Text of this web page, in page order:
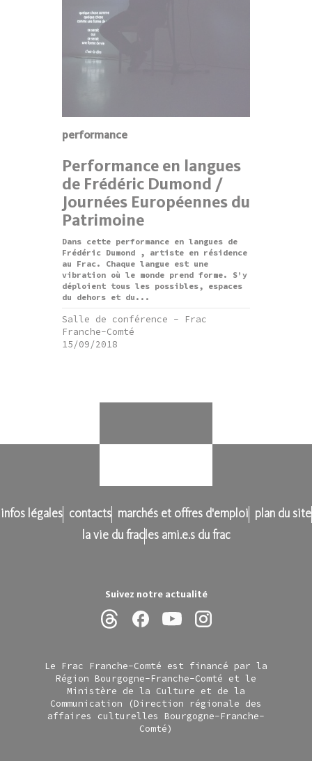
Suivez notre actualité
performance
Performance en langues
de Frédéric Dumond /
Journées Européennes du
Patrimoine
Dans cette performance en langues de
Frédéric Dumond , artiste en résidence
au Frac. Chaque langue est une
vibration où le monde prend forme. S’y
déploient tous les possibles, espaces
du dehors et du...
Salle de conférence - Frac
Franche-Comté
15/09/2018
infos légales contacts marchés et offres d'emploi
plan du site
la vie du frac les ami.e.s du frac
Le Frac Franche-Comté est financé par la
Région Bourgogne-Franche-Comté et le
Ministère de la Culture et de la
Communication (Direction régionale des
affaires culturelles Bourgogne-Franche-
Comté)